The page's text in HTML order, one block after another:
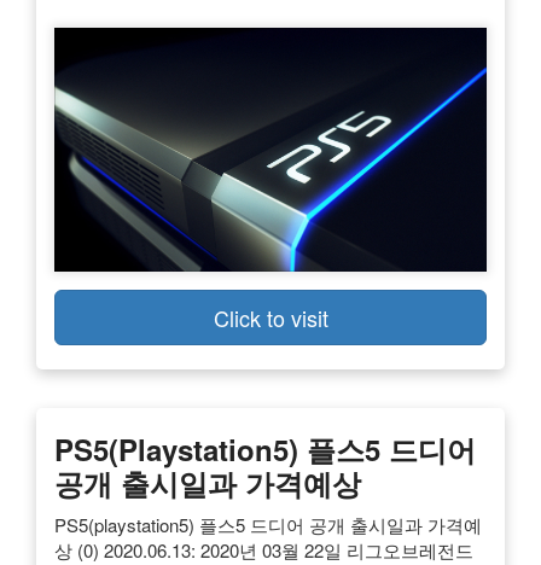
Click to visit
PS5(playstation5) 플스5 드디어
공개 출시일과 가격예상
PS5(playstation5) 플스5 드디어 공개 출시일과 가격예
상 (0) 2020.06.13: 2020년 03월 22일 리그오브레전드